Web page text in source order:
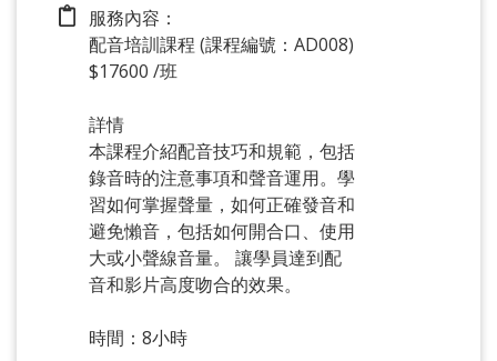
服務內容：
配音培訓課程 (課程編號：AD008)
$17600 /班
詳情
本課程介紹配音技巧和規範，包括
錄音時的注意事項和聲音運用。學
習如何掌握聲量，如何正確發音和
避免懶音，包括如何開合口、使用
大或小聲線音量。 讓學員達到配
音和影片高度吻合的效果。
時間：8小時